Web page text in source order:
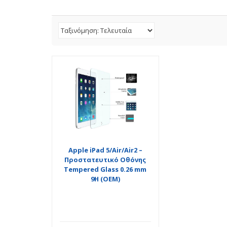
Apple iPad 5/Air/Air2 –
Προστατευτικό Οθόνης
Tempered Glass 0.26 mm
9H (OEM)